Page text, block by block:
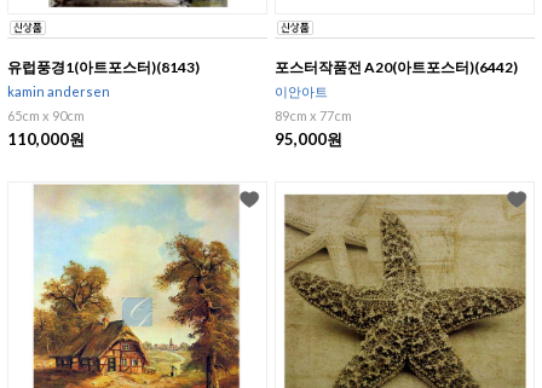
유럽풍경1(아트포스터)(8143)
kamin andersen
65cm x 90cm
110,000원
포스터작품전 A20(아트포스터)(6442)
이안아트
89cm x 77cm
95,000원